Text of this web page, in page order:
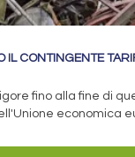
IL CONTINGENTE
fino alla fine di
economica